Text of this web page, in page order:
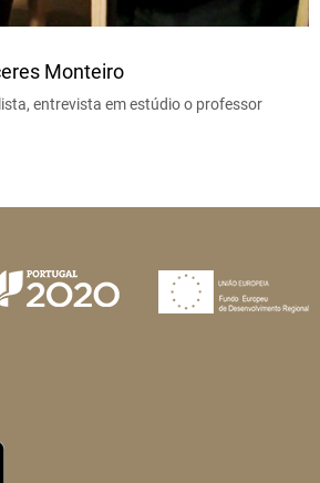
Monteiro
entrevista em estúdio o professor